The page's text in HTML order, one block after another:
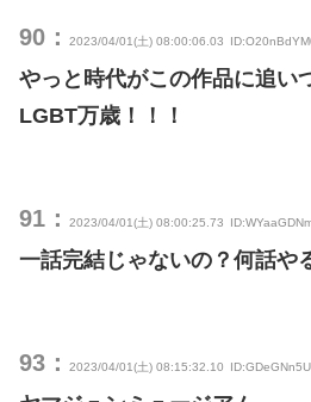
90： 2023/04/01(土) 08:00:06.03
やっと時代がこの作品に追い
LGBT万歳！！！
91： 2023/04/01(土) 08:00:25.73
一話完結じゃないの？何話
93： 2023/04/01(土) 08:15:32.10